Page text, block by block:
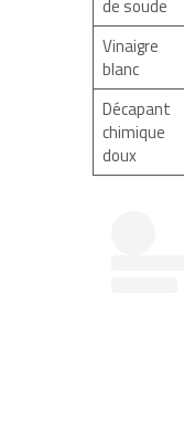
de soude
Vinaigre
blanc
Décapant
chimique
doux